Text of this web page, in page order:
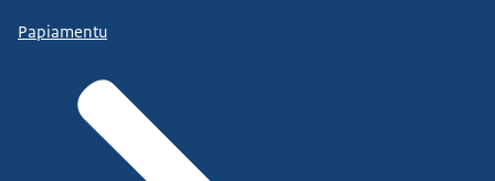
Papiamentu